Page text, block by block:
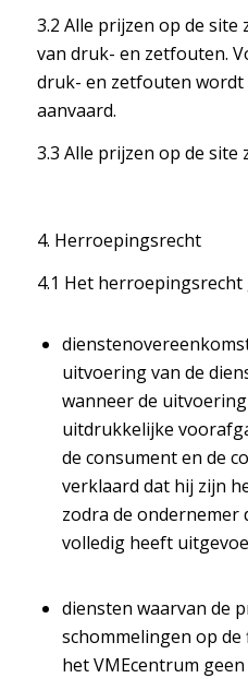
3.2 Alle prijzen op de
van druk- en zetfouten.
druk- en zetfouten
aanvaard.
3.3 Alle prijzen op de site
4. Herroepingsrecht
4.1 Het
uitvoering van de
wanneer de
uitdrukkelijke
de consument en de
verklaard dat hij zijn
zodra de ondernemer
volledig heeft
diensten waarvan de
schommelingen op
het VMEcentrum